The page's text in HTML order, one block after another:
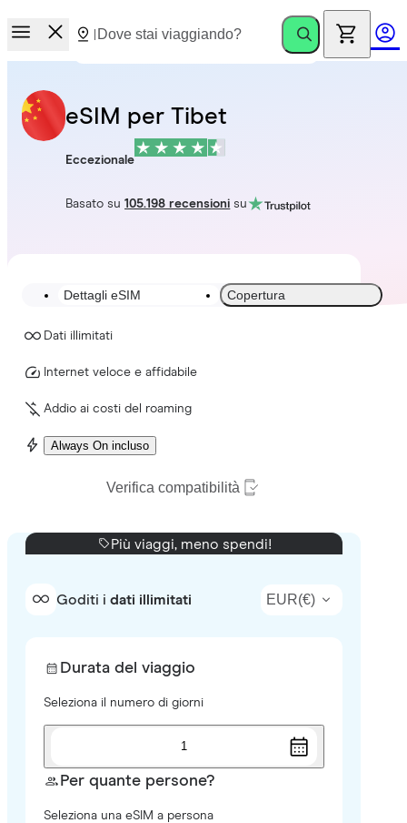
eSIM per Tibet
Eccezionale
Basato su105.198 recensioni su
Dettagli eSIM Copertura
Dati illimitati
Internet veloce e affidabile
Addio ai costi del roaming
Always On incluso
Verifica compatibilità
Più viaggi, meno spendi!
Goditi i dati illimitati EUR(€)
Durata del viaggio
Seleziona il numero di giorni
1
Per quante persone?
Seleziona una eSIM a persona